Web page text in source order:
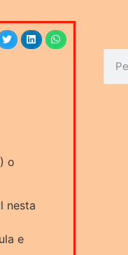
o
nesta
e